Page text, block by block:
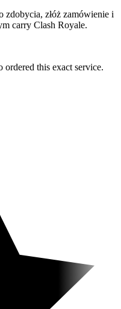
zdobycia, złóż zamówienie i
carry Clash Royale.
this exact service.